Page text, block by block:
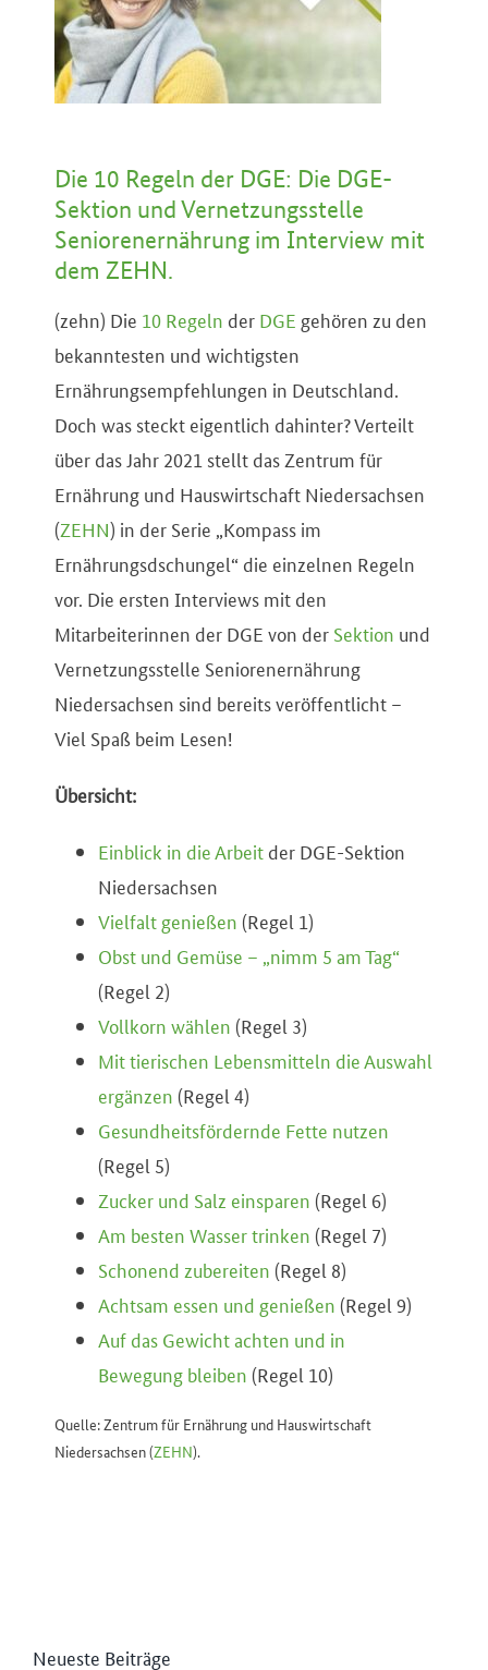
Die 10 Regeln der DGE: Die DGE-
Sektion und Vernetzungsstelle
Seniorenernährung im Interview mit
dem ZEHN.
(zehn) Die 10 Regeln der DGE gehören zu den
bekanntesten und wichtigsten
Ernährungsempfehlungen in Deutschland.
Doch was steckt eigentlich dahinter? Verteilt
über das Jahr 2021 stellt das Zentrum für
Ernährung und Hauswirtschaft Niedersachsen
(ZEHN) in der Serie „Kompass im
Ernährungsdschungel“ die einzelnen Regeln
vor. Die ersten Interviews mit den
Mitarbeiterinnen der DGE von der Sektion und
Vernetzungsstelle Seniorenernährung
Niedersachsen sind bereits veröffentlicht –
Viel Spaß beim Lesen!
Übersicht:
Einblick in die Arbeitder DGE-Sektion
Niedersachsen
Vielfalt genießen (Regel 1)
Obst und Gemüse – „nimm 5 am Tag“
(Regel 2)
Vollkorn wählen (Regel 3)
Mit tierischen Lebensmitteln die Auswahl
ergänzen (Regel 4)
Gesundheitsfördernde Fette nutzen
(Regel 5)
Zucker und Salz einsparen (Regel 6)
Am besten Wasser trinken (Regel 7)
Schonend zubereiten (Regel 8)
Achtsam essen und genießen (Regel 9)
Auf das Gewicht achten und in
Bewegung bleiben (Regel 10)
Quelle: Zentrum für Ernährung und Hauswirtschaft
Niedersachsen (ZEHN).
Neueste Beiträge